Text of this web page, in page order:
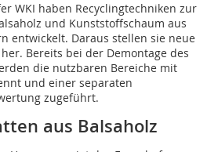
WKI haben Recyclingtechniken zur
und Kunststoffschaum aus
entwickelt. Daraus stellen sie neue
Bereits bei der Demontage des
die nutzbaren Bereiche mit
und einer separaten
zugeführt.
aus Balsaholz